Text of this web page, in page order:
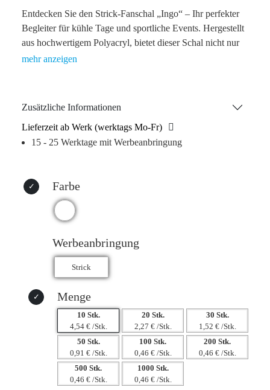
Entdecken Sie den Strick-Fanschal „Ingo“ – Ihr perfekter
Begleiter für kühle Tage und sportliche Events. Hergestellt
aus hochwertigem Polyacryl, bietet dieser Schal nicht nur
Wärme, sondern auch eine individuelle Note durch die
einer Mindestmenge von 10 Stück erhältlich und wird in
Kartons zu je 100 Stück geliefert. Setzen Sie ein Statement
Zusätzliche Informationen
Lieferzeit ab Werk (werktags Mo-Fr)
15 - 25 Werktage mit Werbeanbringung
Farbe
Werbeanbringung
Menge
10 Stk.
4,54 € /Stk.
20 Stk.
2,27 € /Stk.
30 Stk.
1,52 € /Stk.
50 Stk.
0,91 € /Stk.
100 Stk.
0,46 € /Stk.
200 Stk.
0,46 € /Stk.
500 Stk.
0,46 € /Stk.
1000 Stk.
0,46 € /Stk.